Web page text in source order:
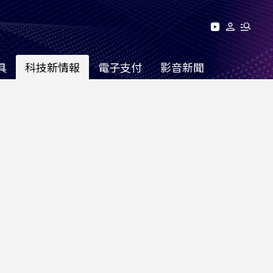
科技新情報 電子支付 影音新聞